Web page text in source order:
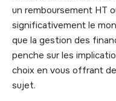
un remboursement HT
significativement le
que la gestion des
penche sur les
choix en vous offrant
sujet.